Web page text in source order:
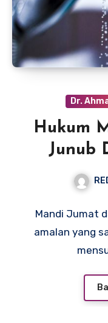
Dr.
Hukum
Junub
Mandi Jumat
amalan yang